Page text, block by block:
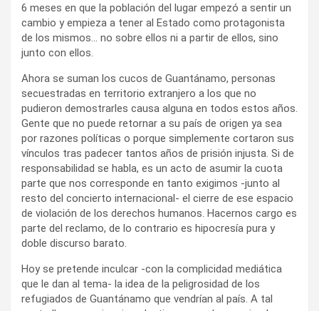
6 meses en que la población del lugar empezó a sentir un
cambio y empieza a tener al Estado como protagonista
de los mismos… no sobre ellos ni a partir de ellos, sino
junto con ellos.
Ahora se suman los cucos de Guantánamo, personas
secuestradas en territorio extranjero a los que no
pudieron demostrarles causa alguna en todos estos años.
Gente que no puede retornar a su país de origen ya sea
por razones políticas o porque simplemente cortaron sus
vínculos tras padecer tantos años de prisión injusta. Si de
responsabilidad se habla, es un acto de asumir la cuota
parte que nos corresponde en tanto exigimos -junto al
resto del concierto internacional- el cierre de ese espacio
de violación de los derechos humanos. Hacernos cargo es
parte del reclamo, de lo contrario es hipocresía pura y
doble discurso barato.
Hoy se pretende inculcar -con la complicidad mediática
que le dan al tema- la idea de la peligrosidad de los
refugiados de Guantánamo que vendrían al país. A tal